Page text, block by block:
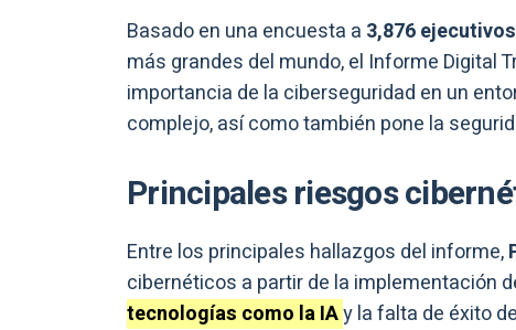
Basado en una encuesta a 3,876
más grandes del mundo, el Informe Digital
importancia de la ciberseguridad en un
complejo, así como también pone la
Principales riesgos
Entre los principales hallazgos del informe,
cibernéticos a partir de la implementación
tecnologías como la IAy la falta de éxito